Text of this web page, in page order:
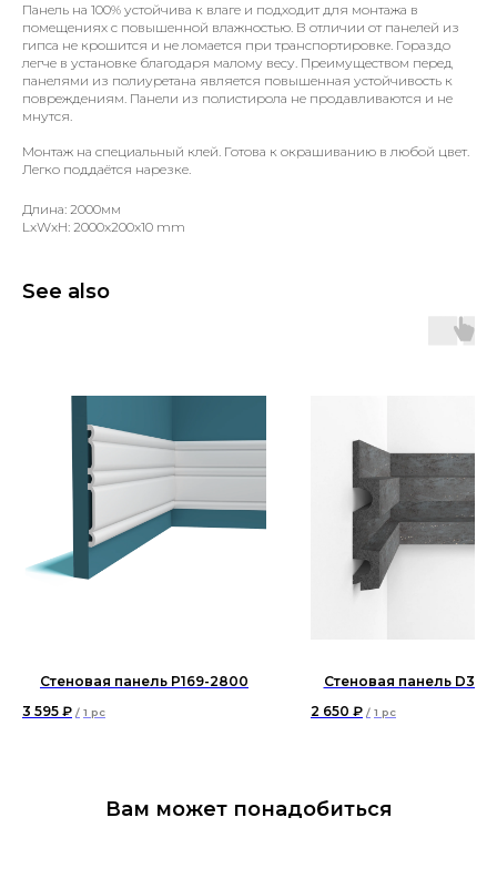
Панель на 100% устойчива к влаге и подходит для монтажа в
помещениях с повышенной влажностью. В отличии от панелей из
гипса не крошится и не ломается при транспортировке. Гораздо
легче в установке благодаря малому весу. Преимуществом перед
панелями из полиуретана является повышенная устойчивость к
повреждениям. Панели из полистирола не продавливаются и не
мнутся.
Монтаж на специальный клей. Готова к окрашиванию в любой цвет.
Легко поддаётся нарезке.
Длина: 2000мм
LxWxH: 2000x200x10 mm
See also
Стеновая панель P169-2800
3 595 ₽ / 1 pc
Стеновая панель
2 650 ₽ / 1 pc
Вам может понадобиться